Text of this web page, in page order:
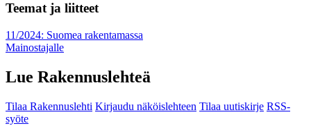
Teemat ja liitteet
11/2024: Suomea rakentamassa
Mainostajalle
Lue Rakennuslehteä
Tilaa Rakennuslehti Kirjaudu näköislehteen Tilaa uutiskirje RSS-
syöte